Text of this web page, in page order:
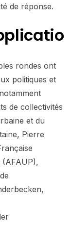
de réponse.
rondes ont
politiques et
de collectivités
et du
Pierre
(AFAUP),